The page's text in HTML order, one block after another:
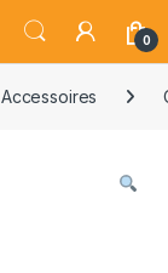
0
Accessoires